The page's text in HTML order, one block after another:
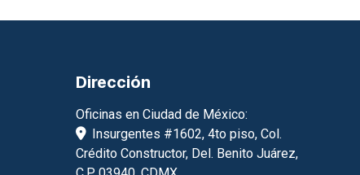
Dirección
Oficinas en Ciudad de México:
Insurgentes #1602, 4to piso, Col.
Crédito Constructor, Del. Benito Juárez,